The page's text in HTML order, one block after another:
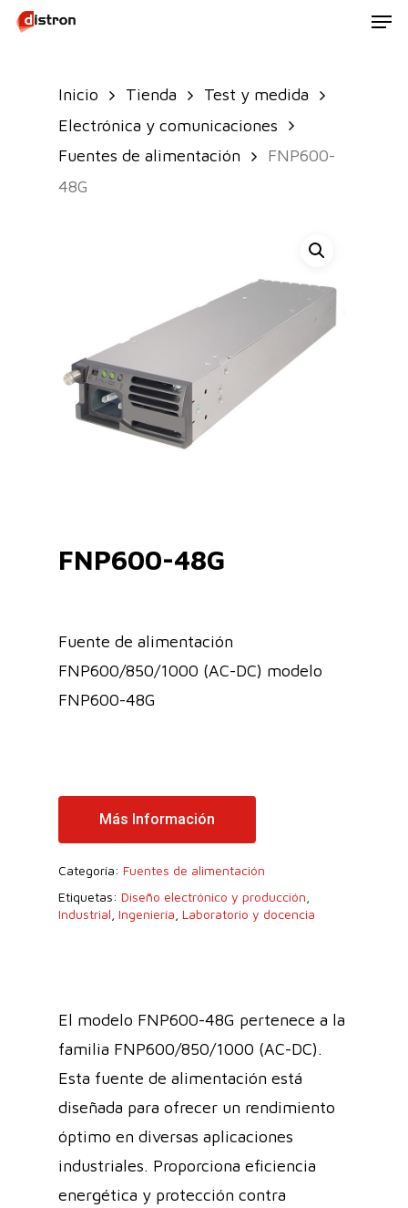
Skip
Inicio Tienda
Test y medida
Electrónica y comunicaciones
Fuentes de alimentación
FNP600-
48G
FNP600-48G
Fuente de alimentación
FNP600/850/1000 (AC-DC) modelo
FNP600-48G
Más Información
Categoría: Fuentes de alimentación
Etiquetas: Diseño electrónico y producción
Industrial Ingeniería Laboratorio y docencia
El modelo FNP600-48G pertenece a la
familia FNP600/850/1000 (AC-DC).
Esta fuente de alimentación está
diseñada para ofrecer un rendimiento
óptimo en diversas aplicaciones
industriales. Proporciona eficiencia
energética y protección contra